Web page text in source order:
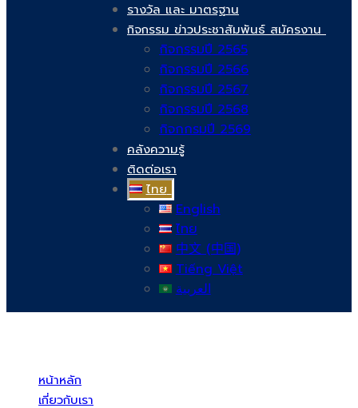
รางวัล และ มาตรฐาน
กิจกรรม ข่าวประชาสัมพันธ์ สมัครงาน
กิจกรรมปี 2565
กิจกรรมปี 2566
กิจกรรมปี 2567
กิจกรรมปี 2568
กิจกกรมปี 2569
คลังความรู้
ติดต่อเรา
ไทย
English
ไทย
中文 (中国)
Tiếng Việt
العربية
หน้าหลัก
เกี่ยวกับเรา